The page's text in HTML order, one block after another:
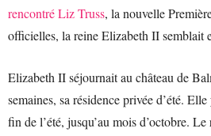
rencontré Liz Truss, la nouvelle
officielles, la reine Elizabeth II semblait
Elizabeth II séjournait au château de
semaines, sa résidence privée d’été.
fin de l’été, jusqu’au mois d’octobre. Le